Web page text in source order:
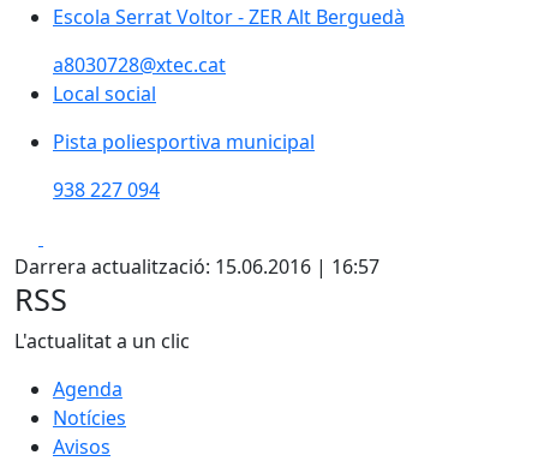
Escola Serrat Voltor - ZER Alt Berguedà
Escola Serrat Voltor - ZER Alt Berguedà
a8030728@xtec.cat
Local social
Local social
Pista poliesportiva municipal
Pista poliesportiva municipal
938 227 094
Darrera actualització: 15.06.2016 | 16:57
RSS
L'actualitat a un clic
Agenda
Notícies
Avisos